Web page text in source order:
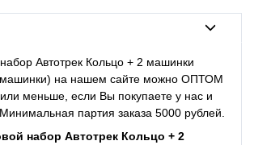
Автотрек Кольцо + 2 машинки
на нашем сайте можно ОПТОМ
меньше, если Вы покупаете у нас и
партия заказа 5000 рублей.
набор Автотрек Кольцо + 2